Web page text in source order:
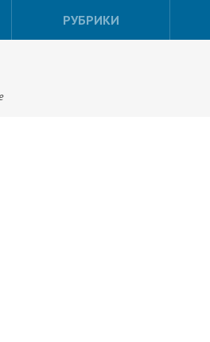
РУБРИКИ